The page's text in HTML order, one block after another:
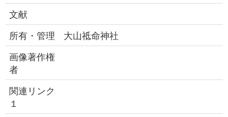
文献
所有・管理
大山祗命神社
画像著作権
者
関連リンク
１